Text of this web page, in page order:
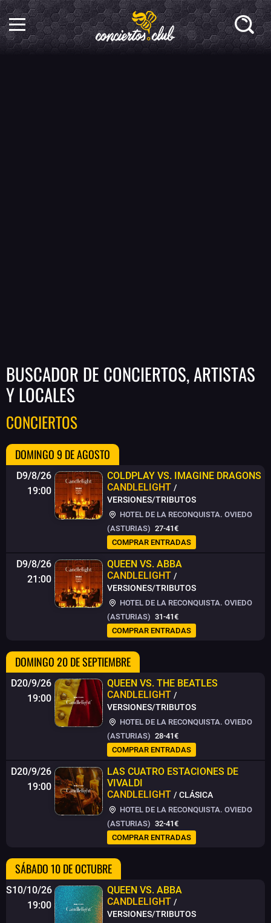
BUSCADOR DE CONCIERTOS, ARTISTAS
Y LOCALES
CONCIERTOS
DOMINGO 9 DE AGOSTO
D9/8/26
19:00
COLDPLAY VS. IMAGINE DRAGONS
CANDLELIGHT /
VERSIONES/TRIBUTOS
HOTEL DE LA RECONQUISTA. OVIEDO
(ASTURIAS) 27-41€
COMPRAR ENTRADAS
D9/8/26
21:00
QUEEN VS. ABBA
CANDLELIGHT /
VERSIONES/TRIBUTOS
HOTEL DE LA RECONQUISTA. OVIEDO
(ASTURIAS) 31-41€
COMPRAR ENTRADAS
DOMINGO 20 DE SEPTIEMBRE
D20/9/26
19:00
QUEEN VS. THE BEATLES
CANDLELIGHT /
VERSIONES/TRIBUTOS
HOTEL DE LA RECONQUISTA. OVIEDO
(ASTURIAS) 28-41€
COMPRAR ENTRADAS
D20/9/26
19:00
LAS CUATRO ESTACIONES DE
VIVALDI
CANDLELIGHT / CLÁSICA
HOTEL DE LA RECONQUISTA. OVIEDO
(ASTURIAS) 32-41€
COMPRAR ENTRADAS
SÁBADO 10 DE OCTUBRE
S10/10/26
19:00
QUEEN VS. ABBA
CANDLELIGHT /
VERSIONES/TRIBUTOS